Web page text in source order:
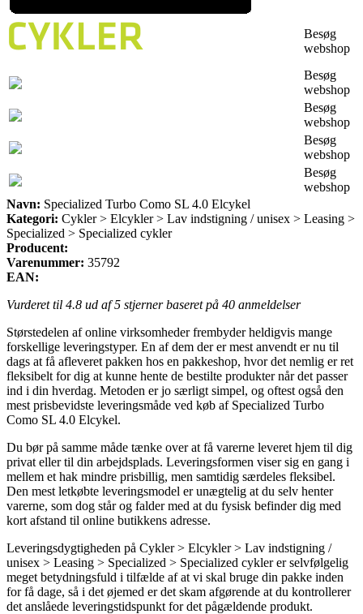
Besøg
webshop
Besøg
webshop
Besøg
webshop
Besøg
webshop
Besøg
webshop
Navn: Specialized Turbo Como SL 4.0 Elcykel
Kategori: Cykler > Elcykler > Lav indstigning / unisex > Leasing >
Specialized > Specialized cykler
Producent:
Varenummer: 35792
EAN:
Vurderet til 4.8 ud af 5 stjerner baseret på 40 anmeldelser
Størstedelen af online virksomheder frembyder heldigvis mange
forskellige leveringstyper. En af dem der er mest anvendt er nu til
dags at få afleveret pakken hos en pakkeshop, hvor det nemlig er ret
fleksibelt for dig at kunne hente de bestilte produkter når det passer
ind i din hverdag. Metoden er jo særligt simpel, og oftest også den
mest prisbevidste leveringsmåde ved køb af Specialized Turbo
Como SL 4.0 Elcykel.
Du bør på samme måde tænke over at få varerne leveret hjem til dig
privat eller til din arbejdsplads. Leveringsformen viser sig en gang i
mellem et hak mindre prisbillig, men samtidig særdeles fleksibel.
Den mest letkøbte leveringsmodel er unægtelig at du selv henter
varerne, som dog står og falder med at du fysisk befinder dig med
kort afstand til online butikkens adresse.
Leveringsdygtigheden på Cykler > Elcykler > Lav indstigning /
unisex > Leasing > Specialized > Specialized cykler er selvfølgelig
meget betydningsfuld i tilfælde af at vi skal bruge din pakke inden
for få dage, så i det øjemed er det skam afgørende at du kontrollerer
det anslåede leveringstidspunkt for det pågældende produkt.